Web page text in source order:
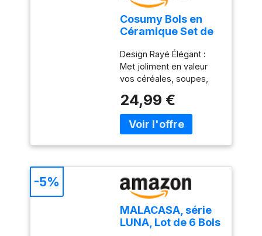
Cosumy Bols en
Céramique Set de
Dejeuner - Bol a
Soupe
Design Rayé Élégant :
Met joliment en valeur
vos céréales, soupes,
moment de servir et
donne à votre table
dressée une allure
Ouverture : Offre
suffisamment d'espace
pour mélanger une
salade, dresser un poke
bowl ou servir une
généreuse portion de
24,99 €
MALACASA, série
LUNA, Lot de 6 Bols
-5%